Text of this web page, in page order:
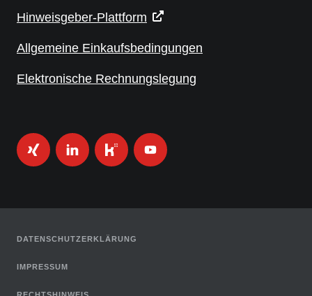
Hinweisgeber-Plattform
Allgemeine Einkaufsbedingungen
Elektronische Rechnungslegung
DATENSCHUTZERKLÄRUNG
IMPRESSUM